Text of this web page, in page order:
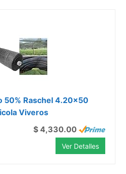
50% Raschel 4.20x50
Viveros
$ 4,330.00
Ver Detalles